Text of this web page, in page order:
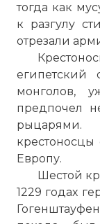
тогда как
к разгулу
отрезали
египетский
монголов,
предпочел
Европу.
Шестой
1229 годах